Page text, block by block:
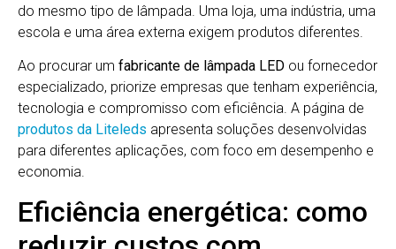
do mesmo tipo de lâmpada. Uma loja, uma indústria, uma
escola e uma área externa exigem produtos diferentes.
Ao procurar um fabricante de lâmpada LED ou fornecedor
especializado, priorize empresas que tenham experiência,
tecnologia e compromisso com eficiência. A página de
produtos da Liteleds apresenta soluções desenvolvidas
para diferentes aplicações, com foco em desempenho e
economia.
Eficiência energética: como